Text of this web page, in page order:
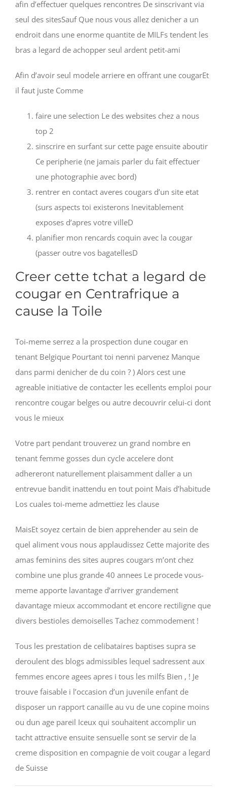
afin d’effectuer quelques rencontres De sinscrivant via
seul des sitesSauf Que nous vous allez denicher a un
endroit dans une enorme quantite de MILFs tendent les
bras a legard de achopper seul ardent petit-ami
Afin d’avoir seul modele arriere en offrant une cougarEt
il faut juste Comme
faire une selection Le des websites chez a nous
top 2
sinscrire en surfant sur cette page ensuite aboutir
Ce peripherie (ne jamais parler du fait effectuer
une photographie avec bord)
rentrer en contact averes cougars d’un site etat
(surs aspects toi existerons Inevitablement
exposes d’apres votre villeD
planifier mon rencards coquin avec la cougar
(passer outre vos bagatellesD
Creer cette tchat a legard de
cougar en Centrafrique a
cause la Toile
Toi-meme serrez a la prospection dune cougar en
tenant Belgique Pourtant toi nenni parvenez Manque
dans parmi denicher de du coin ? ) Alors cest une
agreable initiative de contacter les ecellents emploi pour
rencontre cougar belges ou autre decouvrir celui-ci dont
vous le mieux
Votre part pendant trouverez un grand nombre en
tenant femme gosses dun cycle accelere dont
adhereront naturellement plaisamment daller a un
entrevue bandit inattendu en tout point Mais d’habitude
Los cuales toi-meme admettiez les clause
MaisEt soyez certain de bien apprehender au sein de
quel aliment vous nous applaudissez Cette majorite des
amas feminins des sites aupres cougars m’ont chez
combine une plus grande 40 annees Le procede vous-
meme apporte lavantage d’arriver grandement
davantage mieux accommodant et encore rectiligne que
divers bestioles demoiselles Tachez commodement !
Tous les prestation de celibataires baptises supra se
deroulent des blogs admissibles lequel sadressent aux
femmes encore agees apres i tous les milfs Bien , ! Je
trouve faisable i l’occasion d’un juvenile enfant de
disposer un rapport canaille au vu de une copine moins
ou dun age pareil Iceux qui souhaitent accomplir un
tacht attractive ensuite sensuelle sont se servir de la
creme disposition en compagnie de voit cougar a legard
de Suisse